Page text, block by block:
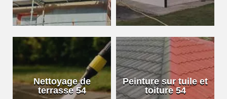
Nettoyage de
terrasse 54
Peinture sur tuile et
toiture 54